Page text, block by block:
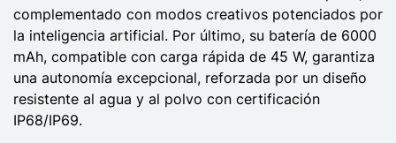
complementado con modos creativos potenciados por
la inteligencia artificial. Por último, su batería de 6000
mAh, compatible con carga rápida de 45 W, garantiza
una autonomía excepcional, reforzada por un diseño
resistente al agua y al polvo con certificación
IP68/IP69.